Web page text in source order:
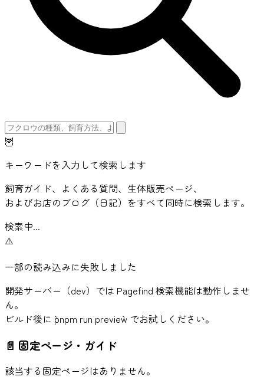
🦉
キーワードを入力して検索します
飼育ガイド、よくある質問、生体販売ページ、
およびお店のブログ（日記）をすべて同時に検索します。
検索中...
⚠️
一部の読み込みに失敗しました
開発サーバー（dev）では Pagefind 検索機能は動作しませ
ん。
ビルド後に `pnpm run preview` でお試しください。
📄 固定ページ・ガイド
該当する固定ページはありません。